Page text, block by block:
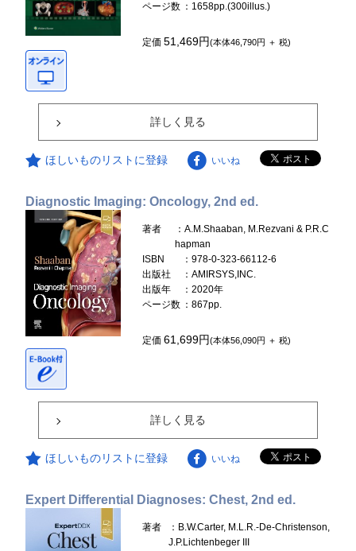
ページ数 ：1658pp.(300illus.)
定価51,469円(本体46,790円 ＋ 税)
詳しく見る
ほしいものリストに登録 いいね
Diagnostic Imaging: Oncology, 2nd ed.
著者
：A.M.Shaaban, M.Rezvani & P.R.C
hapman
ISBN
：978-0-323-66112-6
出版社
：AMIRSYS,INC.
出版年
：2020年
ページ数 ：867pp.
定価61,699円(本体56,090円 ＋ 税)
詳しく見る
ほしいものリストに登録 いいね
Expert Differential Diagnoses: Chest, 2nd ed.
著者
：B.W.Carter, M.L.R.-De-Christenson,
J.P.Lichtenbeger III